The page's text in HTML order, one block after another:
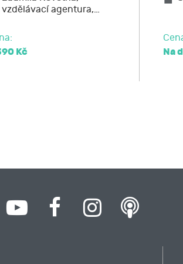
vzdělávací agentura,…
Kč Na